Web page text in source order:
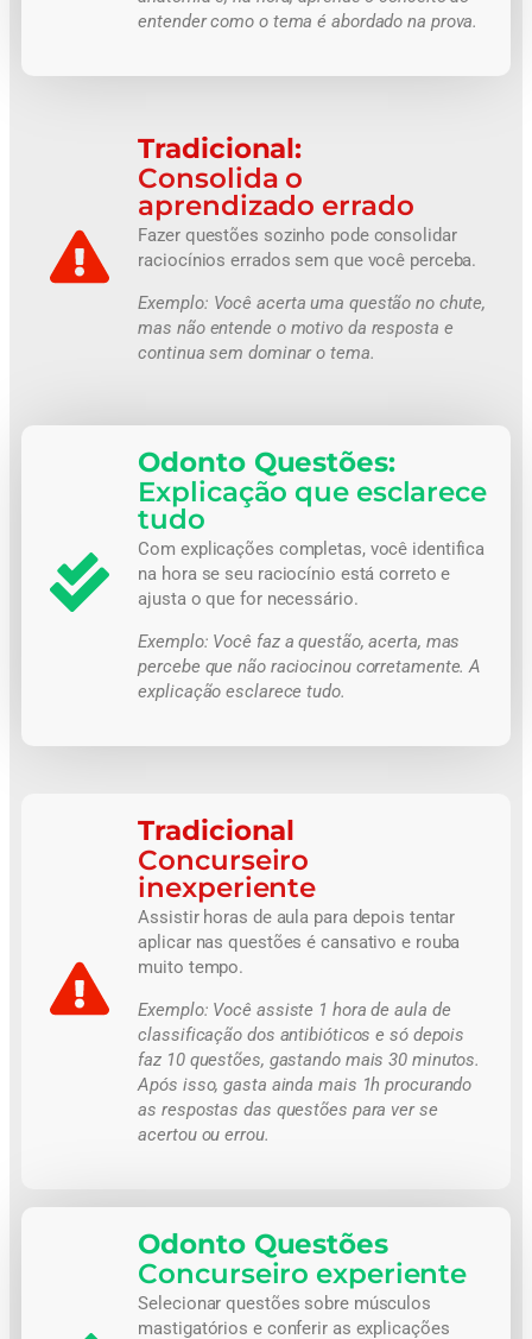
entender como o tema é abordado na prova.
Tradicional:
Consolida o
aprendizado errado
Fazer questões sozinho pode consolidar
raciocínios errados sem que você perceba.
Exemplo: Você acerta uma questão no chute,
mas não entende o motivo da resposta e
continua sem dominar o tema.
Odonto Questões:
Explicação que esclarece
tudo
Com explicações completas, você identifica
na hora se seu raciocínio está correto e
ajusta o que for necessário.
Exemplo: Você faz a questão, acerta, mas
percebe que não raciocinou corretamente. A
explicação esclarece tudo.
Tradicional
Concurseiro
inexperiente
Assistir horas de aula para depois tentar
aplicar nas questões é cansativo e rouba
muito tempo.
Exemplo: Você assiste 1 hora de aula de
classificação dos antibióticos e só depois
faz 10 questões, gastando mais 30 minutos.
Após isso, gasta ainda mais 1h procurando
as respostas das questões para ver se
acertou ou errou.
Odonto Questões
Concurseiro experiente
Selecionar questões sobre músculos
mastigatórios e conferir as explicações